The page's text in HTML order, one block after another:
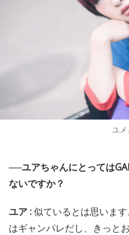
ユメ
──ユアちゃんにとっては
ないですか？
ユア :似ているとは思いま
はギャンパレだし、きっと